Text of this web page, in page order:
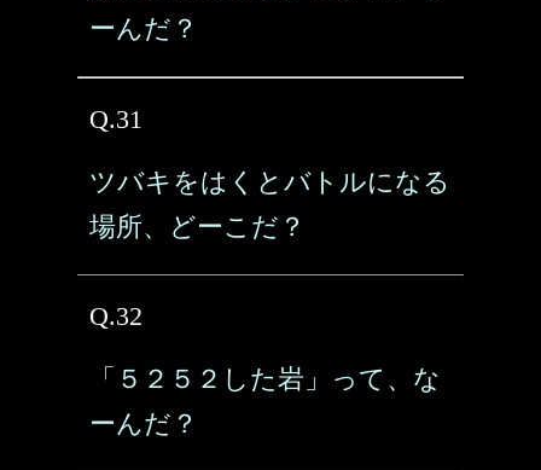
ーんだ？
Q.31
ツバキをはくとバトルになる
場所、どーこだ？
Q.32
「５２５２した岩」って、な
ーんだ？